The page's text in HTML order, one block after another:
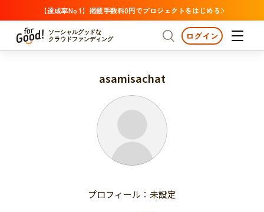
【達成率No.1】掲載手数料0円でプロジェクトをはじめる
ソーシャルグッドな
クラウドファンディング
プロジェクトからさがす 注目
支援金額が多い
支援人数が多い
終了日が近い
国際協力
支援金額が多い
終了日が近い
カテゴリーからさがす
医療・福祉
子ども・教育
人権・マイノリティ
ログイン
asamisachat
プロフィール：未設定